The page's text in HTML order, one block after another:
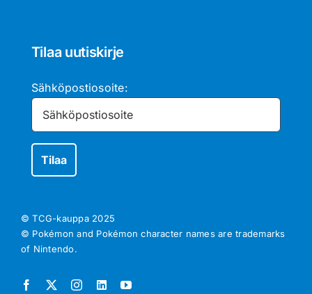
Tilaa uutiskirje
Sähköpostiosoite:
© TCG-kauppa 2025
© Pokémon and Pokémon character names are trademarks
of Nintendo.